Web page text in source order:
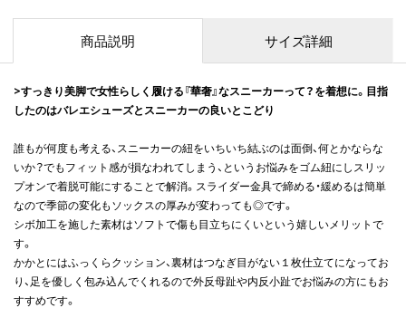
商品説明 サイズ詳細
>すっきり美脚で女性らしく履ける『華奢』なスニーカーって？を着想に。目指
したのはバレエシューズとスニーカーの良いとこどり
誰もが何度も考える、スニーカーの紐をいちいち結ぶのは面倒、何とかならな
いか？でもフィット感が損なわれてしまう、というお悩みをゴム紐にしスリッ
プオンで着脱可能にすることで解消。スライダー金具で締める・緩めるは簡単
なので季節の変化もソックスの厚みが変わっても◎です。
シボ加工を施した素材はソフトで傷も目立ちにくいという嬉しいメリットで
す。
かかとにはふっくらクッション、裏材はつなぎ目がない１枚仕立てになってお
り、足を優しく包み込んでくれるので外反母趾や内反小趾でお悩みの方にもお
すすめです。